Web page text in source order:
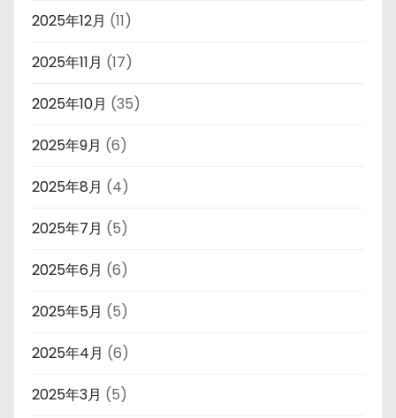
2025年12月 (11)
2025年11月 (17)
2025年10月 (35)
2025年9月 (6)
2025年8月 (4)
2025年7月 (5)
2025年6月 (6)
2025年5月 (5)
2025年4月 (6)
2025年3月 (5)